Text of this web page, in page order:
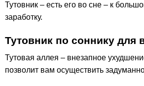
Тутовник – есть его во сне – к
заработку.
Тутовник по соннику для
Тутовая аллея – внезапное
позволит вам осуществить